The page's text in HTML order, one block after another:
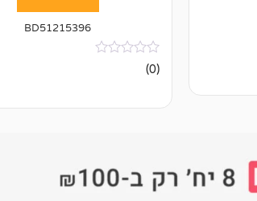
BD51215396
אין
ביקורות
(0)